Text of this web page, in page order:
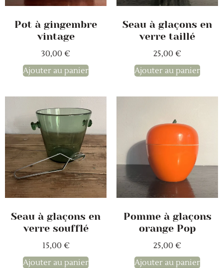
Pot à gingembre
vintage
30,00 €
Ajouter au panier
Seau à glaçons en
verre taillé
25,00 €
Ajouter au panier
Seau à glaçons en
verre soufflé
15,00 €
Ajouter au panier
Pomme à glaçons
orange Pop
25,00 €
Ajouter au panier